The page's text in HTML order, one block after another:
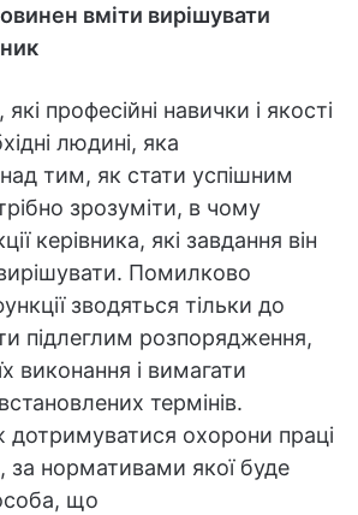
вміти вирішувати
професійні навички і якості
людині, яка
тим, як стати успішним
зрозуміти, в чому
керівника, які завдання він
Помилково
зводяться тільки до
підлеглим розпорядження,
виконання і вимагати
термінів.
охорони праці
за нормативами якої буде
що